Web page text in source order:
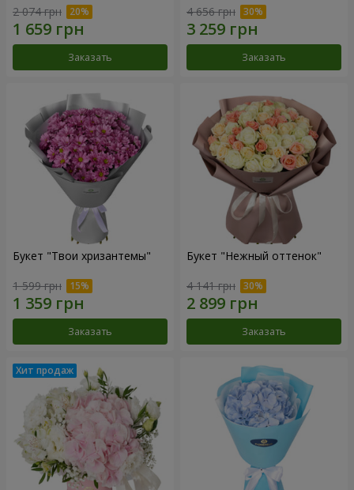
2 074 грн
Заказать
4 656 грн
Заказать
Букет "Твои хризантемы"
1 599 грн
Заказать
Букет "Нежный оттенок"
4 141 грн
Заказать